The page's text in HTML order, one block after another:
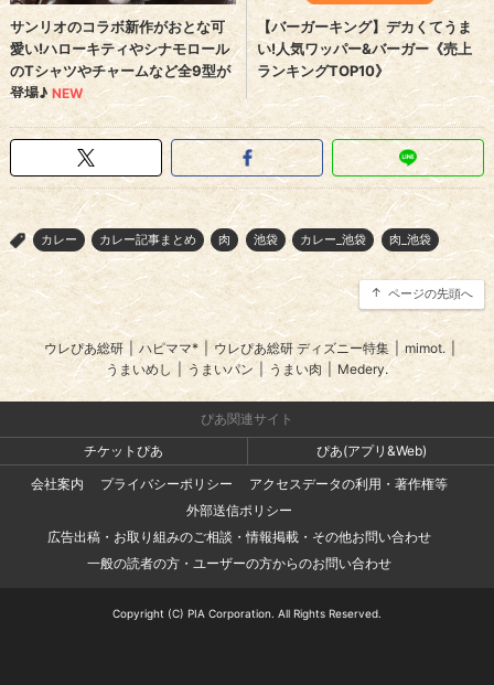
> カレー カレー記事まとめ 肉 池袋 カレー_池袋 肉_池袋
ページの先頭へ
ウレぴあ総研 ハピママ* | ウレぴあ総研 ディズニー特集 | mimot.
うまいめし
うまいパン | うまい肉 Medery.
ぴあ関連サイト
チケットぴあ
ぴあ(アプリ&Web)
会社案内
プライバシーポリシー
アクセスデータの利用・著作権等
外部送信ポリシー
広告出稿・お取り組みのご相談・情報掲載・その他お問い合わせ
一般の読者の方・ユーザーの方からのお問い合わせ
Copyright (C) PIA Corporation. All Rights Reserved.